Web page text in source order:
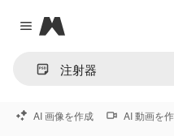
Close menu
Magnific
AI 画像を作成 AI 動画を